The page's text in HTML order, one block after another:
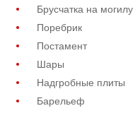
Брусчатка на могилу
Поребрик
Постамент
Шары
Надгробные плиты
Барельеф